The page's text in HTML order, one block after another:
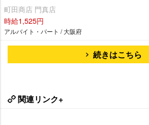
町田商店 門真店
時給1,525円
アルバイト・パート / 大阪府
続きはこちら
関連リンク+